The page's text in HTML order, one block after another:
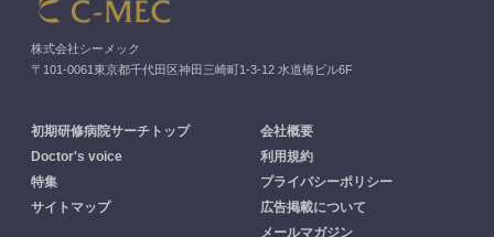
株式会社シーメック
〒101-0061東京都千代田区神田三崎町1-3-12 水道橋ビル6F
初期研修病院サーチトップ
Doctor's voice
特集
サイトマップ
会社概要
利用規約
プライバシーポリシー
広告掲載について
メールマガジン